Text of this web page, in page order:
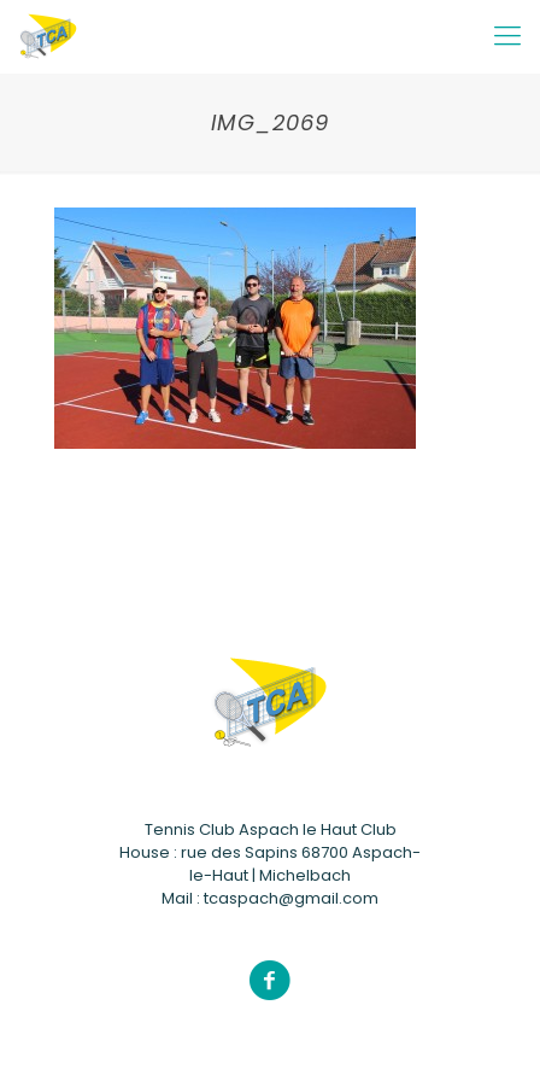
IMG_2069
Tennis Club Aspach le Haut Club
House : rue des Sapins 68700 Aspach-
le-Haut | Michelbach
Mail : tcaspach@gmail.com